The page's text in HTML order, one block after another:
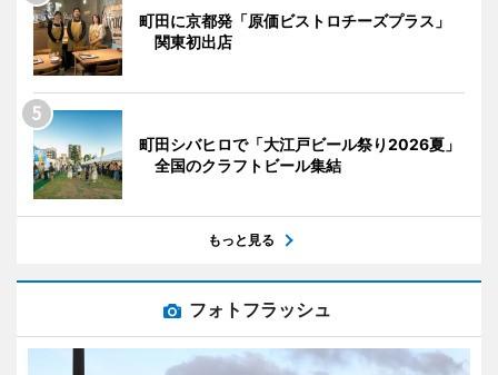
町田に京都発「原価ビストロチーズプラス」
関東初出店
町田シバヒロで「大江戸ビール祭り2026夏」
全国のクラフトビール集結
もっと見る
フォトフラッシュ